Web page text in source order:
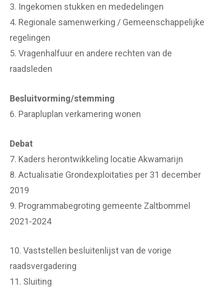
3. Ingekomen stukken en mededelingen
4. Regionale samenwerking / Gemeenschappelijke
regelingen
5. Vragenhalfuur en andere rechten van de
raadsleden
Besluitvorming/stemming
6. Parapluplan verkamering wonen
Debat
7. Kaders herontwikkeling locatie Akwamarijn
8. Actualisatie Grondexploitaties per 31 december
2019
9. Programmabegroting gemeente Zaltbommel
2021-2024
10. Vaststellen besluitenlijst van de vorige
raadsvergadering
11. Sluiting